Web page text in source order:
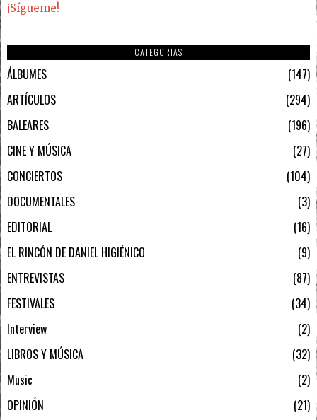
¡Sígueme!
CATEGORIAS
ÁLBUMES
147
ARTÍCULOS
294
BALEARES
196
CINE Y MÚSICA
27
CONCIERTOS
104
DOCUMENTALES
3
EDITORIAL
16
EL RINCÓN DE DANIEL HIGIÉNICO
9
ENTREVISTAS
87
FESTIVALES
34
Interview
2
LIBROS Y MÚSICA
32
Music
2
OPINIÓN
21